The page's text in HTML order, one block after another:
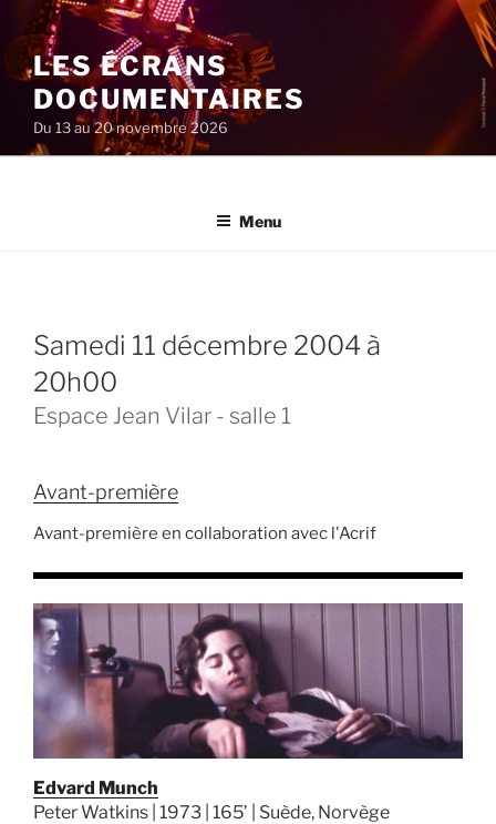
au
contenu
principal
LES ÉCRANS
DOCUMENTAIRES
Du 13 au 20 novembre 2026
Menu
samedi 11 décembre 2004 à
20h00
Espace Jean Vilar - salle 1
Avant-première
Avant-première en collaboration avec l'Acrif
Edvard Munch
Peter Watkins | 1973 | 165’ | Suède, Norvège